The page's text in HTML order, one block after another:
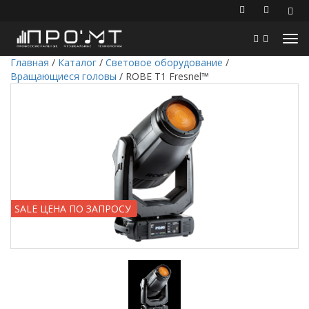
Главная / Каталог / Световое оборудование /
Вращающиеся головы / ROBE T1 Fresnel™
SALE ЦЕНА ПО ЗАПРОСУ